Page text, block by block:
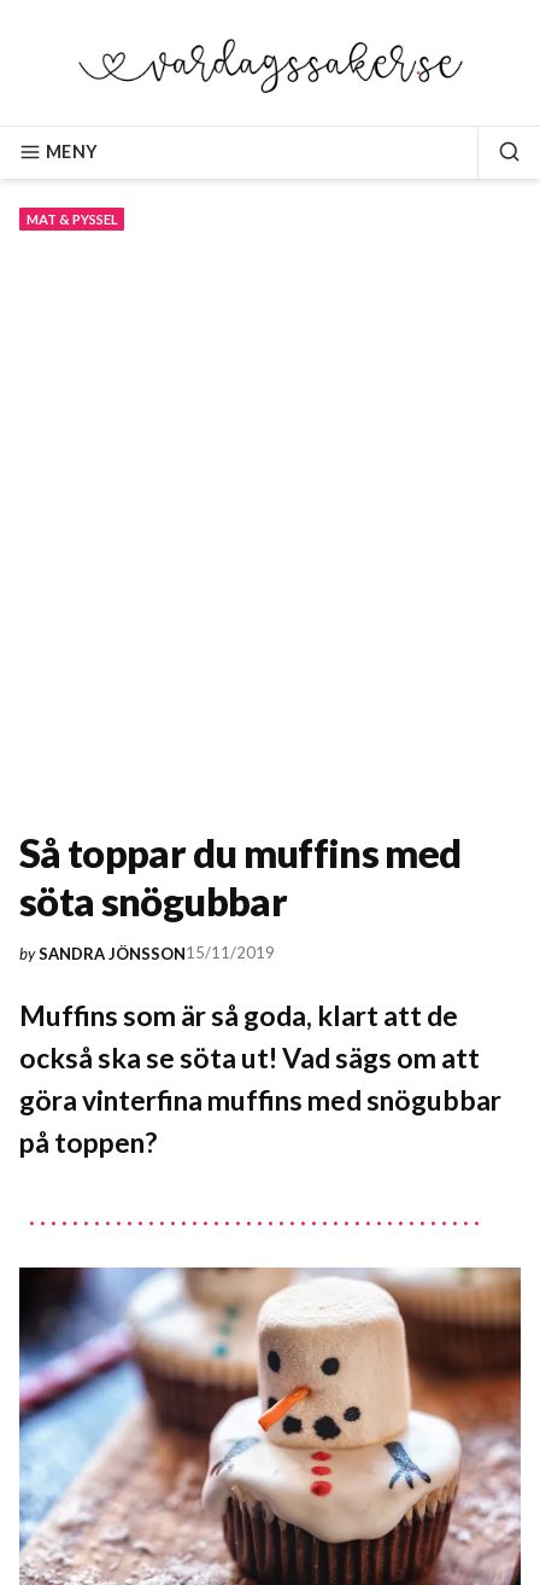
VARDAGSSAKER.SE
MENY
MAT & PYSSEL
Så toppar du muffins med
söta snögubbar
by SANDRA JÖNSSON15/11/2019
Muffins som är så goda, klart att de
också ska se söta ut! Vad sägs om att
göra vinterfina muffins med snögubbar
på toppen?